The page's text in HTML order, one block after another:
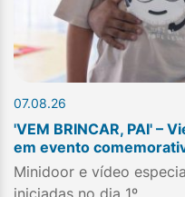
07.08.26
'VEM BRINCAR, PAI' –
em evento
Minidoor e vídeo